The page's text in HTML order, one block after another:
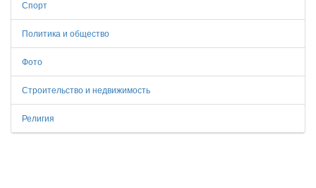
Спорт
Политика и общество
Фото
Строительство и недвижимость
Религия